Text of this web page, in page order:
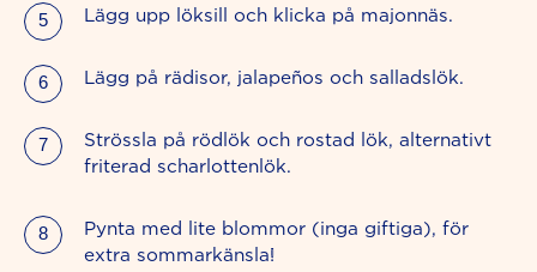
Lägg upp löksill och klicka på majonnäs.
Lägg på rädisor, jalapeños och salladslök.
Strössla på rödlök och rostad lök, alternativt
friterad scharlottenlök.
Pynta med lite blommor (inga giftiga), för
extra sommarkänsla!